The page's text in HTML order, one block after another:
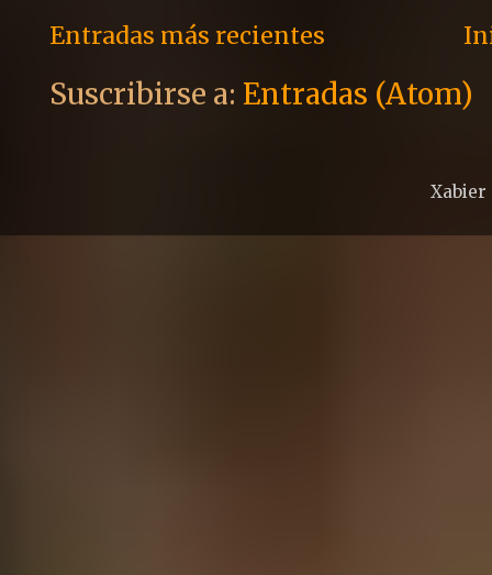
Entradas más recientes
Suscribirse a: Entradas (Atom)
Xabier